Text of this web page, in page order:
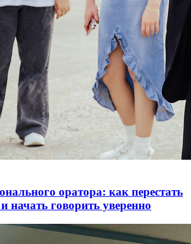
оратора: как перестать
начать говорить уверенно